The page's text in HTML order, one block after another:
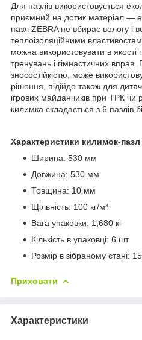
Для пазлів використовується
приємний на дотик матеріал —
пазл ZEBRA не вбирає вологу і
теплоізоляційними
можна використовувати в якості
тренувань і гімнастичних
зносостійкістю, може
рішення, підійде також для
ігрових майданчиків при ТРК чи
килимка складається з 6 пазлів
Характеристики килимок-пазл
Ширина: 530 мм
Довжина: 530 мм
Товщина: 10 мм
Щільність: 100 кг/м³
Вага упаковки: 1,680 кг
Кількість в упаковці: 6 шт
Розмір в зібраному стані:
Приховати
Характеристики